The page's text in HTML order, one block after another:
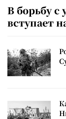
В борьбу
вступает